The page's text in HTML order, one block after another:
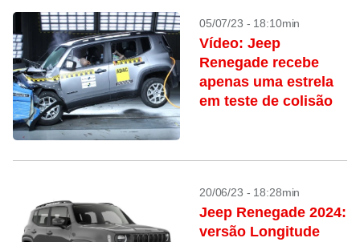
05/07/23 - 18:10min
Vídeo: Jeep
Renegade recebe
apenas uma estrela
em teste de colisão
20/06/23 - 18:28min
Jeep Renegade 2024:
versão Longitude